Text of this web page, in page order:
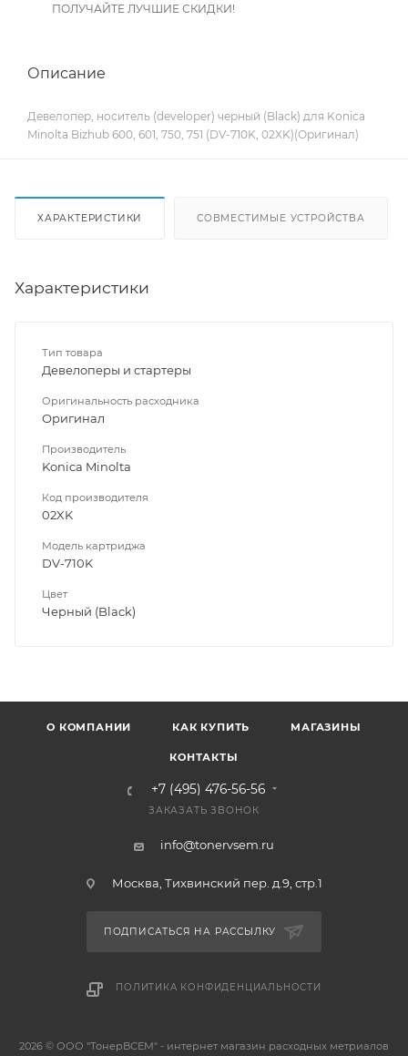
ПОЛУЧАЙТЕ ЛУЧШИЕ СКИДКИ!
Описание
Девелопер, носитель (developer) черный (Black) для Konica
Minolta Bizhub 600, 601, 750, 751 (DV-710K, 02XK)(Оригинал)
ХАРАКТЕРИСТИКИ СОВМЕСТИМЫЕ УСТРОЙСТВА
Характеристики
Тип товара
Девелоперы и стартеры
Оригинальность расходника
Оригинал
Производитель
Konica Minolta
Код производителя
02XK
Модель картриджа
DV-710K
Цвет
Черный (Black)
О КОМПАНИИ КАК КУПИТЬ МАГАЗИНЫ
КОНТАКТЫ
+7 (495) 476-56-56
ЗАКАЗАТЬ ЗВОНОК
info@tonervsem.ru
Москва, Тихвинский пер. д.9, стр.1
ПОДПИСАТЬСЯ НА РАССЫЛКУ
ПОЛИТИКА КОНФИДЕНЦИАЛЬНОСТИ
2026 © ООО "ТонерВСЕМ" - интернет магазин расходных метриалов